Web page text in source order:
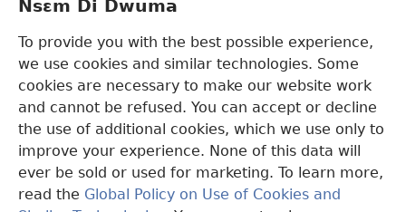
Nsɛm Di Dwuma
To provide you with the best possible experience,
we use cookies and similar technologies. Some
cookies are necessary to make our website work
and cannot be refused. You can accept or decline
the use of additional cookies, which we use only to
improve your experience. None of this data will
ever be sold or used for marketing. To learn more,
read the Global Policy on Use of Cookies and
new
new
window)JW LibraryApp
Watchtower Library
Copyright© 2026 Watch Tower Bible and Tract Society of Pennsylvania.